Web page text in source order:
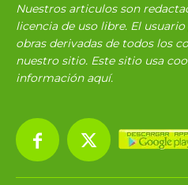
Nuestros articulos son
licencia de uso libre. El
obras derivadas de todos los
nuestro sitio. Este sitio usa
información aquí.